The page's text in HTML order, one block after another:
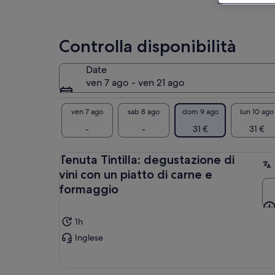
Controlla disponibilità
Date
ven 7 ago - ven 21 ago
ven 7 ago
-
sab 8 ago
-
dom 9 ago
31 €
lun 10 ago
31 €
Tenuta Tintilla: degustazione di
vini con un piatto di carne e
formaggio
1h
Inglese